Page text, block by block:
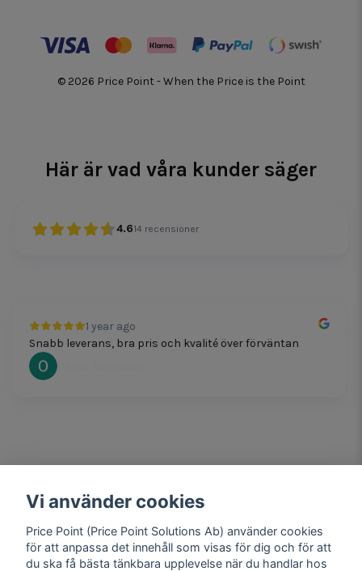
© 2026 Price Point - When the Price is the Point
Här är vad våra kunder säger
4.614 recensioner
1 year ago
Snabb leverans, bra pris och kvalité över förväntan
Oscar Svensson
1 year ago
Mathias Johansson
Vi använder cookies
Price Point (Price Point Solutions Ab) använder cookies
för att anpassa det innehåll som visas för dig och för att
du ska få bästa tänkbara upplevelse när du handlar hos